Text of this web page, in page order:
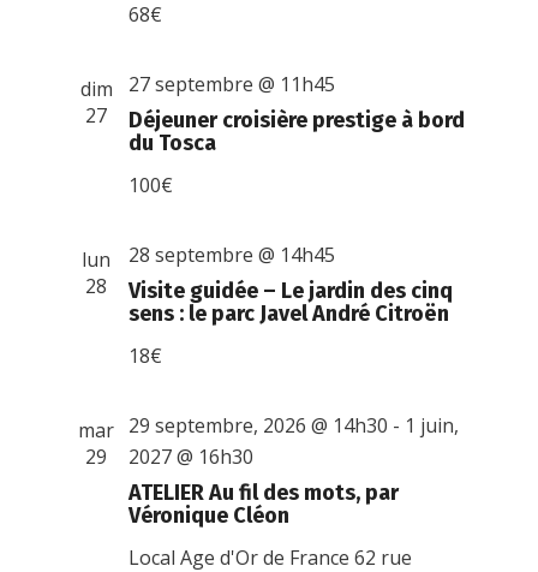
68€
dim
27
Déjeuner croisière prestige à bord
du Tosca
27 septembre @ 11h45
100€
lun
28
Visite guidée – Le jardin des cinq
sens : le parc Javel André Citroën
28 septembre @ 14h45
18€
mar
29
ATELIER Au fil des mots, par
Véronique Cléon
29 septembre, 2026 @ 14h30 - 1 juin,
2027 @ 16h30
Local Age d'Or de France62 rue